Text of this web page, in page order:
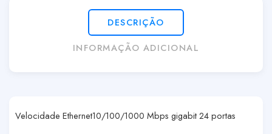
DESCRIÇÃO
INFORMAÇÃO ADICIONAL
Velocidade Ethernet10/100/1000 Mbps gigabit 24 portas